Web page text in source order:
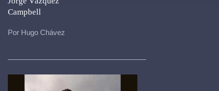
Campbell
Por Hugo Chávez